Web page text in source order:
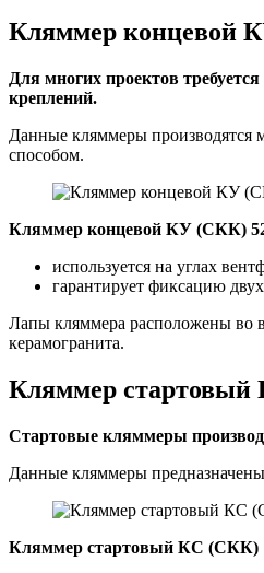
Кляммер концевой
Для многих проектов
креплений.
Данные кляммеры производятся
способом.
Кляммер концевой КУ (СКК)
используется на углах
гарантирует фиксацию
Лапы кляммера расположены во
керамогранита.
Кляммер стартовый
Стартовые кляммеры
Данные кляммеры
Кляммер стартовый КС (СКК)